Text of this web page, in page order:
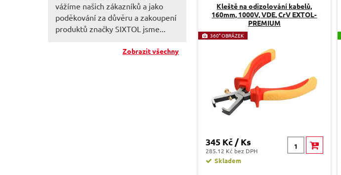
vážíme našich zákazníků a jako
poděkování za důvěru a zakoupení
produktů značky SIXTOL jsme...
Zobrazit všechny
Kleště na odizolování kabelů,
160mm, 1000V, VDE, CrV EXTOL-
PREMIUM
360° OBRÁZEK
345 Kč / Ks
285.12 Kč bez DPH
Skladem